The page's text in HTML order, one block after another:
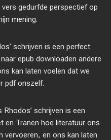
gedurfde perspectief op
mening.
schrijven is een perfect
epub downloaden andere
kan laten voelen dat we
pdf onszelf.
schrijven is een
en Tranen hoe literatuur ons
vervoeren, en ons kan laten